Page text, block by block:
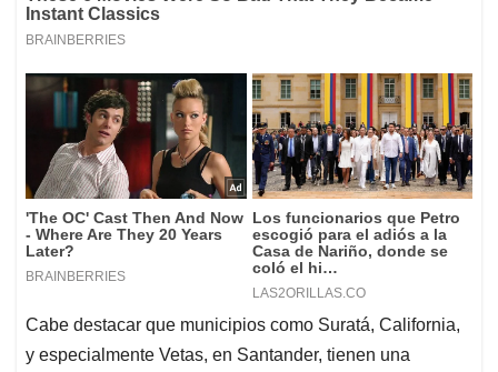
Cabe destacar que municipios como Suratá, California,
y especialmente Vetas, en Santander, tienen una